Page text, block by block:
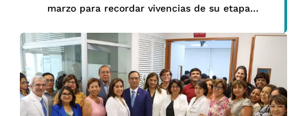
marzo para recordar vivencias de su etapa
se han hecho en nuestro Campus Central de
San Martín de Porres. En una […]